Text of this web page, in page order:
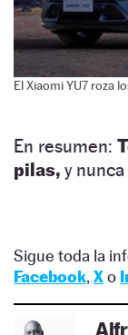
El Xiaomi YU7 roza
En resumen:
pilas, y
Sigue toda la
Facebook, Xo